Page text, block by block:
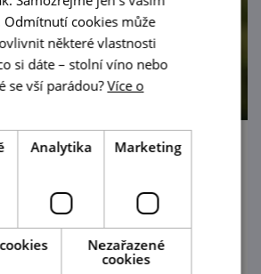
vinařství Orisek
13. 8. '26
vína v Zahrádce u Zajíce v
Mikulově
Odmítnutí cookies může
některé vlastnosti
si dáte – stolní víno nebo
se vší parádou?Více o
Analytika Marketing
Nezařazené
cookies